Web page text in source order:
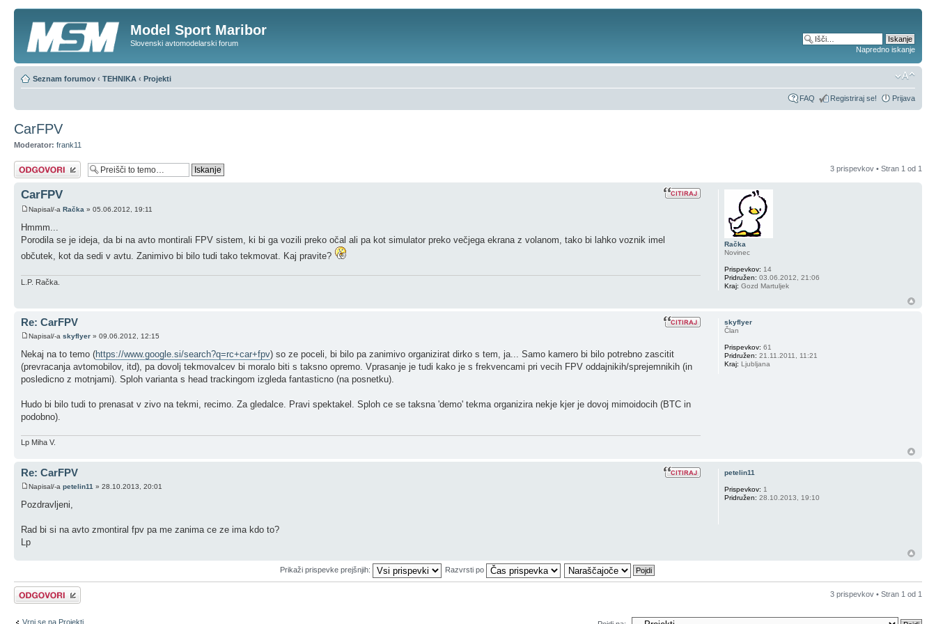
Model Sport Maribor
Slovenski avtomodelarski forum
Napredno iskanje
Seznam forumov ‹ TEHNIKA ‹ Projekti
FAQ Registriraj se! Prijava
CarFPV
Moderator: frank11
Napiši odgovor 3 prispevkov • Stran 1 od 1
CarFPV
Napisal/-a Račka » 05.06.2012, 19:11
Hmmm...
Porodila se je ideja, da bi na avto montirali FPV sistem, ki bi ga vozili preko očal ali pa kot simulator preko večjega ekrana z volanom, tako bi lahko voznik imel
občutek, kot da sedi v avtu. Zanimivo bi bilo tudi tako tekmovat. Kaj pravite?
L.P. Račka.
Račka
Novinec
Prispevkov: 14
Pridružen: 03.06.2012, 21:06
Kraj: Gozd Martuljek
Re: CarFPV
Napisal/-a skyflyer » 09.06.2012, 12:15
Nekaj na to temo (https://www.google.si/search?q=rc+car+fpv) so ze poceli, bi bilo pa zanimivo organizirat dirko s tem, ja... Samo kamero bi bilo potrebno zascitit
(prevracanja avtomobilov, itd), pa dovolj tekmovalcev bi moralo biti s taksno opremo. Vprasanje je tudi kako je s frekvencami pri vecih FPV oddajnikih/sprejemnikih (in
posledicno z motnjami). Sploh varianta s head trackingom izgleda fantasticno (na posnetku).
Hudo bi bilo tudi to prenasat v zivo na tekmi, recimo. Za gledalce. Pravi spektakel. Sploh ce se taksna 'demo' tekma organizira nekje kjer je dovoj mimoidocih (BTC in
podobno).
Lp Miha V.
skyflyer
Član
Prispevkov: 61
Pridružen: 21.11.2011, 11:21
Kraj: Ljubljana
Re: CarFPV
Napisal/-a petelin11 » 28.10.2013, 20:01
Pozdravljeni,
Rad bi si na avto zmontiral fpv pa me zanima ce ze ima kdo to?
Lp
petelin11
Prispevkov: 1
Pridružen: 28.10.2013, 19:10
Prikaži prispevke prejšnjih: Razvrsti po
Napiši odgovor 3 prispevkov • Stran 1 od 1
Vrni se na Projekti